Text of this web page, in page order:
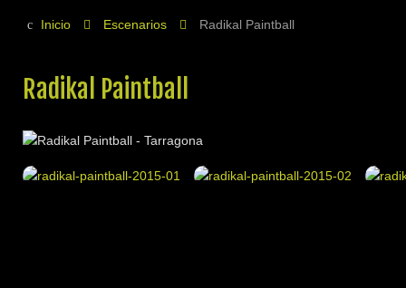
Inicio Escenarios Radikal Paintball
Radikal Paintball